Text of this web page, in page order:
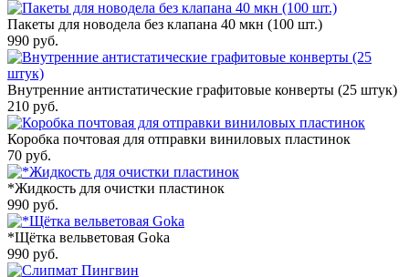
Пакеты для новодела без клапана 40 мкн (100 шт.)
990 руб.
Внутренние антистатические графитовые конверты (25 штук)
210 руб.
Коробка почтовая для отправки виниловых пластинок
70 руб.
*Жидкость для очистки пластинок
990 руб.
*Щётка вельветовая Goka
990 руб.